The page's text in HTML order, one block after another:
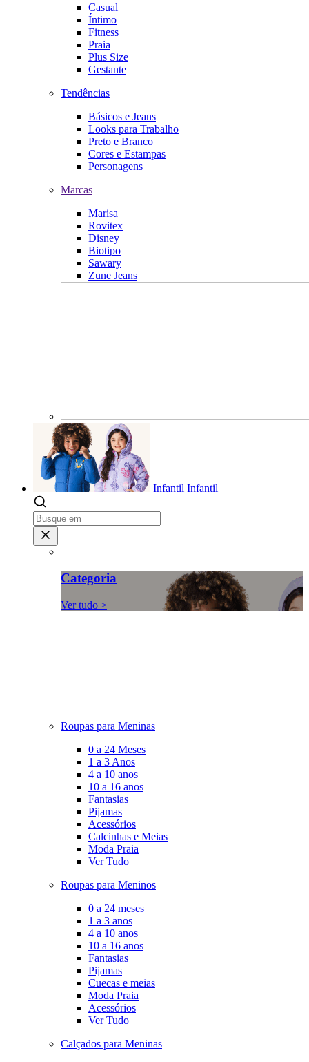
Casual
Íntimo
Fitness
Praia
Plus Size
Gestante
Tendências
Básicos e Jeans
Looks para Trabalho
Preto e Branco
Cores e Estampas
Personagens
Marcas
Marisa
Rovitex
Disney
Biotipo
Sawary
Zune Jeans
Infantil Infantil
Categoria
Ver tudo >
Roupas para Meninas
0 a 24 Meses
1 a 3 Anos
4 a 10 anos
10 a 16 anos
Fantasias
Pijamas
Acessórios
Calcinhas e Meias
Moda Praia
Ver Tudo
Roupas para Meninos
0 a 24 meses
1 a 3 anos
4 a 10 anos
10 a 16 anos
Fantasias
Pijamas
Cuecas e meias
Moda Praia
Acessórios
Ver Tudo
Calçados para Meninas